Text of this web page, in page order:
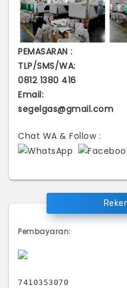
PEMASARAN :
TLP/SMS/WA:
0812 1380 416
Email:
segelgas@gmail.com
Chat WA & Follow :
Pembayaran:
7410353070